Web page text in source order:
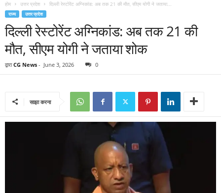
होम उत्तर प्रदेश दिल्ली रेस्टोरेंट अग्निकांड: अब तक 21 की मौत, सीएम योगी ने जताया...
राज्य उत्तर प्रदेश
दिल्ली रेस्टोरेंट अग्निकांड: अब तक 21 की
मौत, सीएम योगी ने जताया शोक
द्वारा CG News - June 3, 2026 0
साझा करना